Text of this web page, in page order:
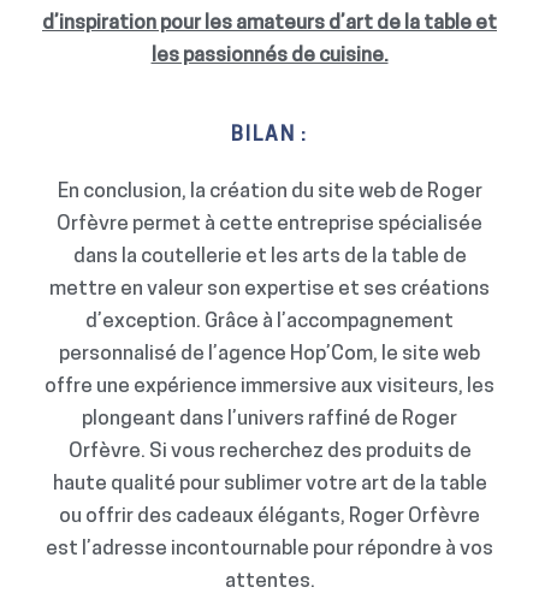
d’inspiration pour les amateurs d’art de la table et
les passionnés de cuisine.
BILAN :
En conclusion, la création du site web de Roger
Orfèvre permet à cette entreprise spécialisée
dans la coutellerie et les arts de la table de
mettre en valeur son expertise et ses créations
d’exception. Grâce à l’accompagnement
personnalisé de l’agence Hop’Com, le site web
offre une expérience immersive aux visiteurs, les
plongeant dans l’univers raffiné de Roger
Orfèvre. Si vous recherchez des produits de
haute qualité pour sublimer votre art de la table
ou offrir des cadeaux élégants, Roger Orfèvre
est l’adresse incontournable pour répondre à vos
attentes.